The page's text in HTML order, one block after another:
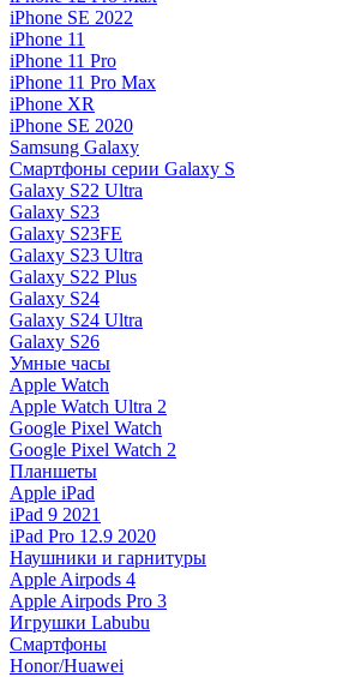
iPhone SE 2022
iPhone 11
iPhone 11 Pro
iPhone 11 Pro Max
iPhone XR
iPhone SE 2020
Samsung Galaxy
Смартфоны серии Galaxy S
Galaxy S22 Ultra
Galaxy S23
Galaxy S23FE
Galaxy S23 Ultra
Galaxy S22 Plus
Galaxy S24
Galaxy S24 Ultra
Galaxy S26
Умные часы
Apple Watch
Apple Watch Ultra 2
Google Pixel Watch
Google Pixel Watch 2
Планшеты
Apple iPad
iPad 9 2021
iPad Pro 12.9 2020
Наушники и гарнитуры
Apple Airpods 4
Apple Airpods Pro 3
Игрушки Labubu
Смартфоны
Honor/Huawei